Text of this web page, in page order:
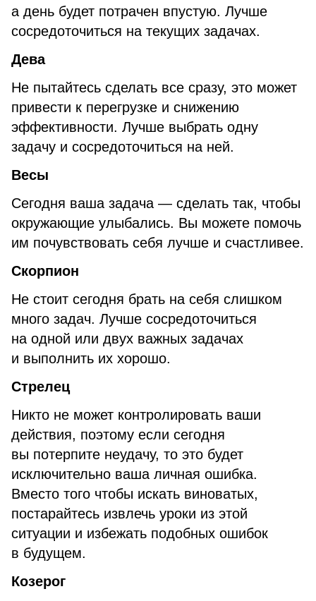
а день будет потрачен впустую. Лучше
сосредоточиться на текущих задачах.
Дева
Не пытайтесь сделать все сразу, это может
привести к перегрузке и снижению
эффективности. Лучше выбрать одну
задачу и сосредоточиться на ней.
Весы
Сегодня ваша задача — сделать так, чтобы
окружающие улыбались. Вы можете помочь
им почувствовать себя лучше и счастливее.
Скорпион
Не стоит сегодня брать на себя слишком
много задач. Лучше сосредоточиться
на одной или двух важных задачах
и выполнить их хорошо.
Стрелец
Никто не может контролировать ваши
действия, поэтому если сегодня
вы потерпите неудачу, то это будет
исключительно ваша личная ошибка.
Вместо того чтобы искать виноватых,
постарайтесь извлечь уроки из этой
ситуации и избежать подобных ошибок
в будущем.
Козерог